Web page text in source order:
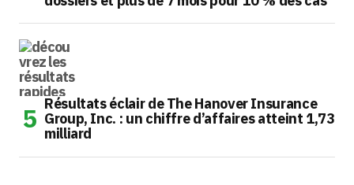
Résultats éclair de The Hanover Insurance
Group, Inc. : un chiffre d’affaires atteint 1,73
milliard